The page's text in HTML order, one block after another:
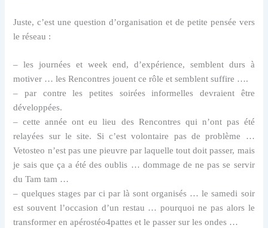
Juste, c’est une question d’organisation et de petite pensée vers
le réseau :
– les journées et week end, d’expérience, semblent durs à
motiver … les Rencontres jouent ce rôle et semblent suffire ….
– par contre les petites soirées informelles devraient être
développées.
– cette année ont eu lieu des Rencontres qui n’ont pas été
relayées sur le site. Si c’est volontaire pas de problème …
Vetosteo n’est pas une pieuvre par laquelle tout doit passer, mais
je sais que ça a été des oublis … dommage de ne pas se servir
du Tam tam …
– quelques stages par ci par là sont organisés … le samedi soir
est souvent l’occasion d’un restau … pourquoi ne pas alors le
transformer en apérostéo4pattes et le passer sur les ondes …